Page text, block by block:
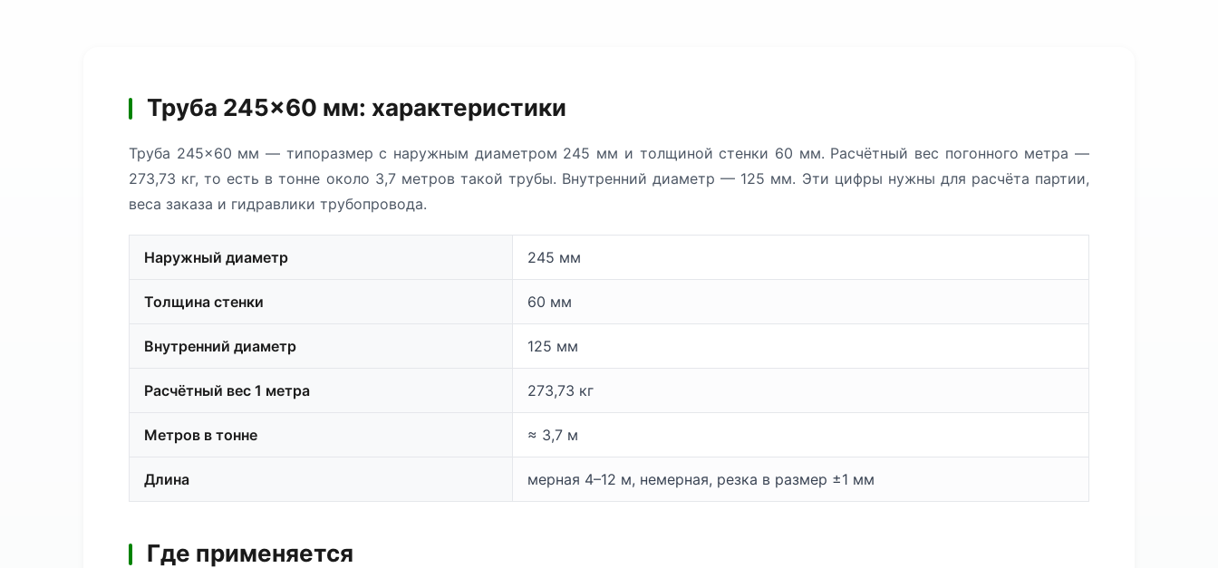
Труба 245×60 мм: характеристики
Труба 245×60 мм — типоразмер с наружным диаметром 245 мм и толщиной стенки 60 мм. Расчётный вес погонного метра —
273,73 кг, то есть в тонне около 3,7 метров такой трубы. Внутренний диаметр — 125 мм. Эти цифры нужны для расчёта партии,
веса заказа и гидравлики трубопровода.
Наружный диаметр 245 мм
Толщина стенки 60 мм
Внутренний диаметр 125 мм
Расчётный вес 1 метра 273,73 кг
Метров в тонне ≈ 3,7 м
Длина мерная 4–12 м, немерная, резка в размер ±1 мм
Где применяется